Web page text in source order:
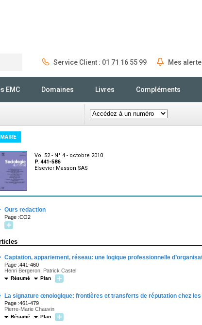
Service Client : 01 71 16 55 99 Mes
EMC Domaines Livres Compléments
Vol 52 - N° 4 - octobre 2010
P. 441-586
Elsevier Masson SAS
Ours redaction
Page :CO2
Captation, appariement, réseau: une logique professionnelle
Page :441-460
Henri Bergeron, Patrick Castel
Résumé Plan
La signature œnologique: frontières et transferts de réputation chez
Page :461-479
Pierre-Marie Chauvin
Résumé Plan